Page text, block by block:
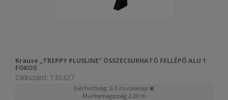
Krause „TREPPY PLUSLINE“ ÖSSZECSUKHATÓ FELLÉPŐ ALU 1
FOKOS
Cikkszám: 130327
Elérhetőség: 2-3 munkanap
Munkamagasság 2,20 m